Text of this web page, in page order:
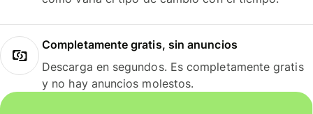
Completamente gratis, sin anuncios
Descarga en segundos. Es completamente gratis
y no hay anuncios molestos.